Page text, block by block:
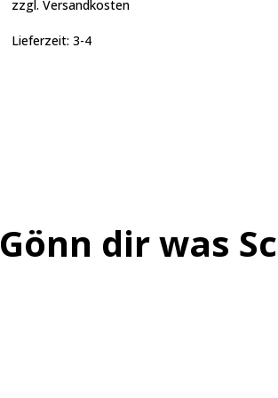
zzgl.Versandkosten
Lieferzeit:3-4
Gönn dir was